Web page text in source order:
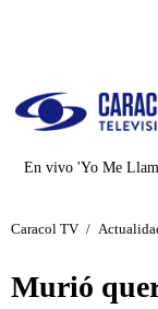
En vivo 'Yo Me
Caracol TV /
Murió